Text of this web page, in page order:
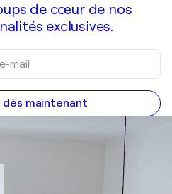
de cœur de nos
exclusives.
maintenant